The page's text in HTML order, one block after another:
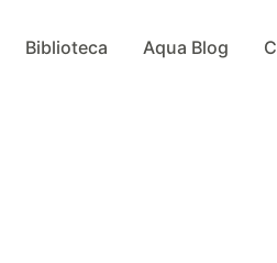
Biblioteca Aqua Blog